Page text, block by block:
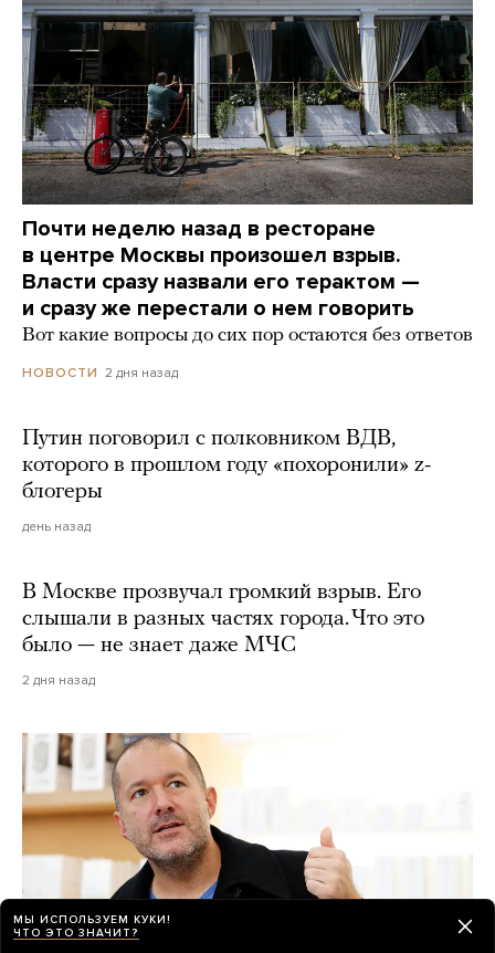
Почти неделю назад в ресторане
в центре Москвы произошел взрыв.
Власти сразу назвали его терактом —
и сразу же перестали о нем говорить
Вот какие вопросы до сих пор остаются без ответов
НОВОСТИ 2 дня назад
Путин поговорил с полковником ВДВ,
которого в прошлом году «похоронили» z-
блогеры
день назад
В Москве прозвучал громкий взрыв. Его
слышали в разных частях города. Что это
было — не знает даже МЧС
2 дня назад
МЫ ИСПОЛЬЗУЕМ КУКИ!
ЧТО ЭТО ЗНАЧИТ?